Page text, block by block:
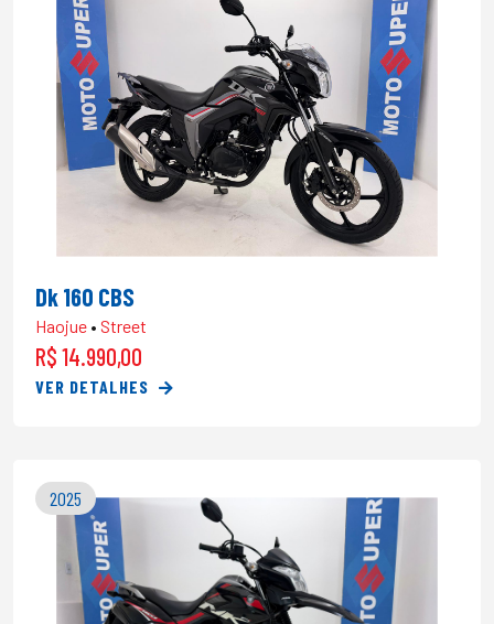
Dk 160 CBS
Haojue • Street
R$ 14.990,00
VER DETALHES
2025